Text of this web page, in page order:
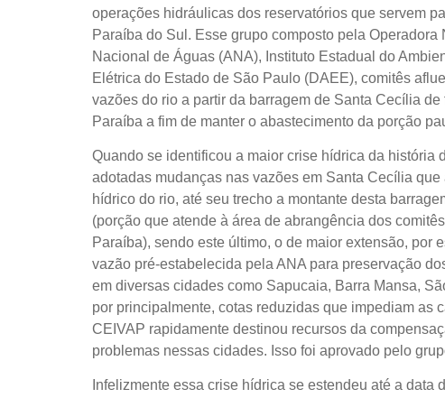
operações hidráulicas dos reservatórios que servem
Paraíba do Sul. Esse grupo composto pela
Nacional de Águas (ANA), Instituto Estadual do
Elétrica do Estado de São Paulo (DAEE), comitês
vazões do rio a partir da barragem de Santa Cecília
Paraíba a fim de manter o abastecimento da porção
Quando se identificou a maior crise hídrica da história
adotadas mudanças nas vazões em Santa Cecília
hídrico do rio, até seu trecho a montante desta
(porção que atende à área de abrangência dos
Paraíba), sendo este último, o de maior extensão, por
vazão pré-estabelecida pela ANA para preservação
em diversas cidades como Sapucaia, Barra Mansa,
por principalmente, cotas reduzidas que impediam as
CEIVAP rapidamente destinou recursos da
problemas nessas cidades. Isso foi aprovado pelo
Infelizmente essa crise hídrica se estendeu até a